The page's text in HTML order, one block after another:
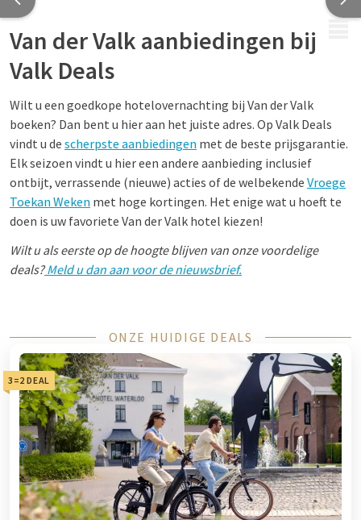
Van der Valk aanbiedingen bij
Valk Deals
Wilt u een goedkope hotelovernachting bij Van der Valk
boeken? Dan bent u hier aan het juiste adres. Op Valk Deals
vindt u de scherpste aanbiedingen met de beste prijsgarantie.
Elk seizoen vindt u hier een andere aanbieding inclusief
ontbijt, verrassende (nieuwe) acties of de welbekende Vroege
Toekan Weken met hoge kortingen. Het enige wat u hoeft te
doen is uw favoriete Van der Valk hotel kiezen!
Wilt u als eerste op de hoogte blijven van onze voordelige
deals?Meld u dan aan voor de nieuwsbrief.
ONZE HUIDIGE DEALS
3=2 DEAL